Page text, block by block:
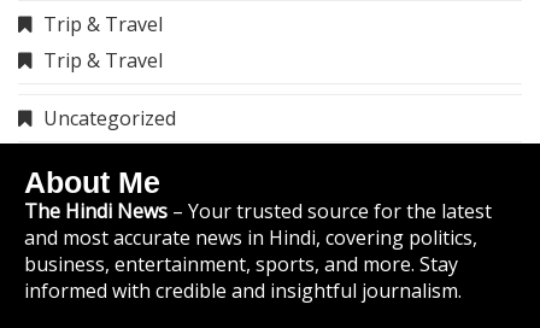
Trip & Travel
Trip & Travel
Uncategorized
About Me
The Hindi News – Your trusted source for the latest
and most accurate news in Hindi, covering politics,
business, entertainment, sports, and more. Stay
informed with credible and insightful journalism.